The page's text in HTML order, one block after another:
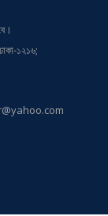
১২১৬;